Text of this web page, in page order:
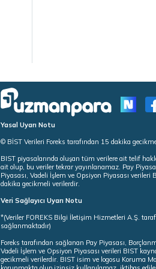
Yasal Uyarı Notu
© BİST Verileri Foreks tarafından 15 dakika
BIST piyasalarında oluşan tüm verilere ait telif
ait olup, bu veriler tekrar yayınlanamaz. Pay
Piyasası, Vadeli İşlem ve Opsiyon Piyasası verileri
dakika gecikmeli verilerdir.
Veri Sağlayıcı Uyarı Notu
*(Veriler FOREKS Bilgi İletişim Hizmetleri A.Ş.
sağlanmaktadır)
Foreks tarafından sağlanan Pay Piyasası,
Vadeli İşlem ve Opsiyon Piyasası verileri BIST
gecikmeli verilerdir. BIST isim ve logosu Koruma